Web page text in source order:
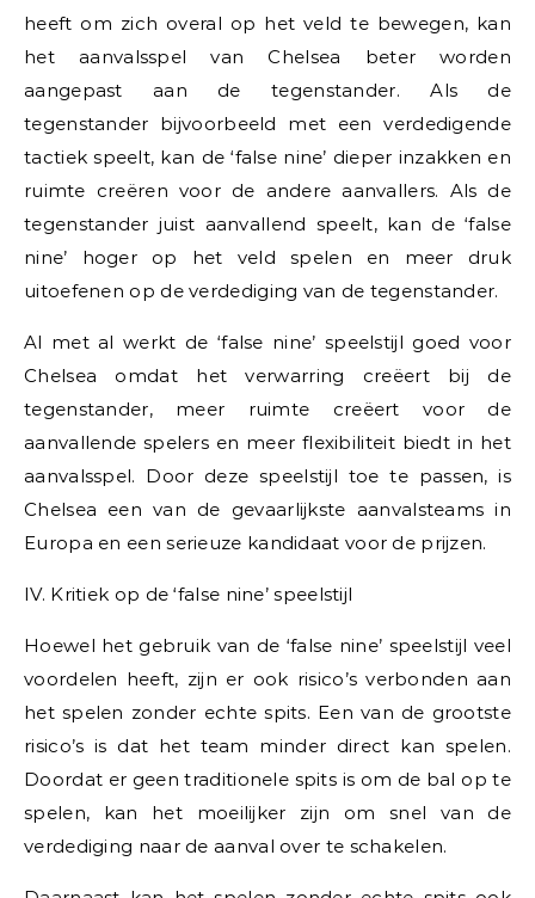
heeft om zich overal op het veld te bewegen, kan
het aanvalsspel van Chelsea beter worden
aangepast aan de tegenstander. Als de
tegenstander bijvoorbeeld met een verdedigende
tactiek speelt, kan de ‘false nine’ dieper inzakken en
ruimte creëren voor de andere aanvallers. Als de
tegenstander juist aanvallend speelt, kan de ‘false
nine’ hoger op het veld spelen en meer druk
uitoefenen op de verdediging van de tegenstander.
Al met al werkt de ‘false nine’ speelstijl goed voor
Chelsea omdat het verwarring creëert bij de
tegenstander, meer ruimte creëert voor de
aanvallende spelers en meer flexibiliteit biedt in het
aanvalsspel. Door deze speelstijl toe te passen, is
Chelsea een van de gevaarlijkste aanvalsteams in
Europa en een serieuze kandidaat voor de prijzen.
IV. Kritiek op de ‘false nine’ speelstijl
Hoewel het gebruik van de ‘false nine’ speelstijl veel
voordelen heeft, zijn er ook risico’s verbonden aan
het spelen zonder echte spits. Een van de grootste
risico’s is dat het team minder direct kan spelen.
Doordat er geen traditionele spits is om de bal op te
spelen, kan het moeilijker zijn om snel van de
verdediging naar de aanval over te schakelen.